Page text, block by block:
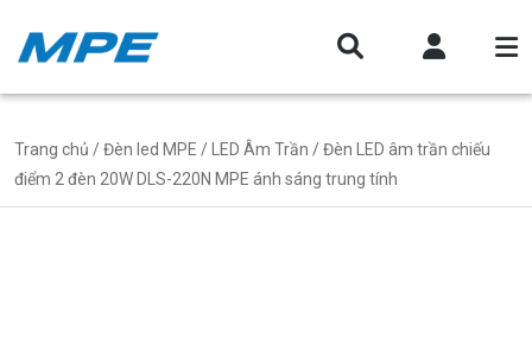
Trang chủ /Đèn led MPE / LED Âm Trần / Đèn LED âm trần chiếu
điểm 2 đèn 20W DLS-220N MPE ánh sáng trung tính